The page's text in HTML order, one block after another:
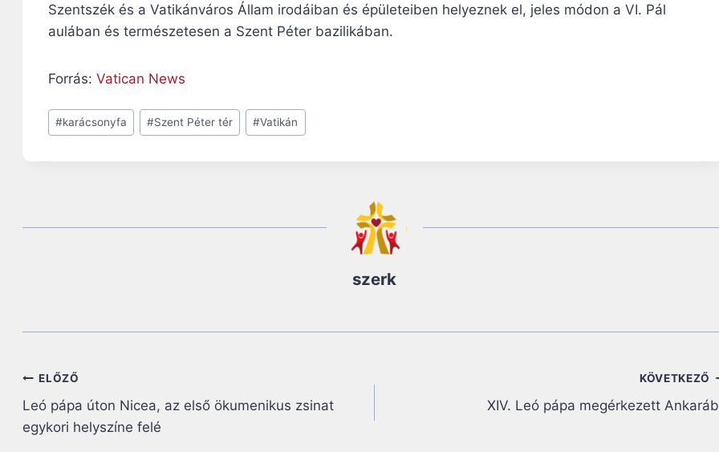
Szentszék és a Vatikánváros Állam irodáiban és épületeiben helyeznek el, jeles módon a VI. Pál
aulában és természetesen a Szent Péter bazilikában.
Forrás: Vatican News
Post
Tags:
#karácsonyfa #Szent Péter tér #Vatikán
szerk
Bejegyzés
navigáció
ELŐZŐ
Leó pápa úton Nicea, az első ökumenikus zsinat
egykori helyszíne felé
KÖVETKEZŐ
XIV. Leó pápa megérkezett